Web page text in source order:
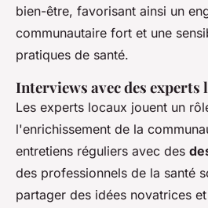
bien-être, favorisant ainsi un
communautaire fort et une
pratiques de santé.
Interviews avec des experts
Les experts locaux jouent un
l'enrichissement de la
entretiens réguliers avec des
des professionnels de la santé
partager des idées novatrices